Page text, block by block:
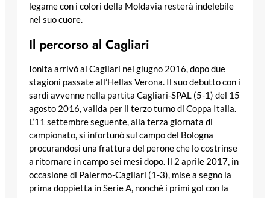
legame con i colori della Moldavia resterà indelebile
nel suo cuore.
Il percorso al Cagliari
Ionita arrivò al Cagliari nel giugno 2016, dopo due
stagioni passate all’Hellas Verona. Il suo debutto con i
sardi avvenne nella partita Cagliari-SPAL (5-1) del 15
agosto 2016, valida per il terzo turno di Coppa Italia.
L’11 settembre seguente, alla terza giornata di
campionato, si infortunò sul campo del Bologna
procurandosi una frattura del perone che lo costrinse
a ritornare in campo sei mesi dopo. Il 2 aprile 2017, in
occasione di Palermo-Cagliari (1-3), mise a segno la
prima doppietta in Serie A, nonché i primi gol con la